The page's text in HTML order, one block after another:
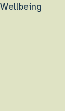
Wellbeing